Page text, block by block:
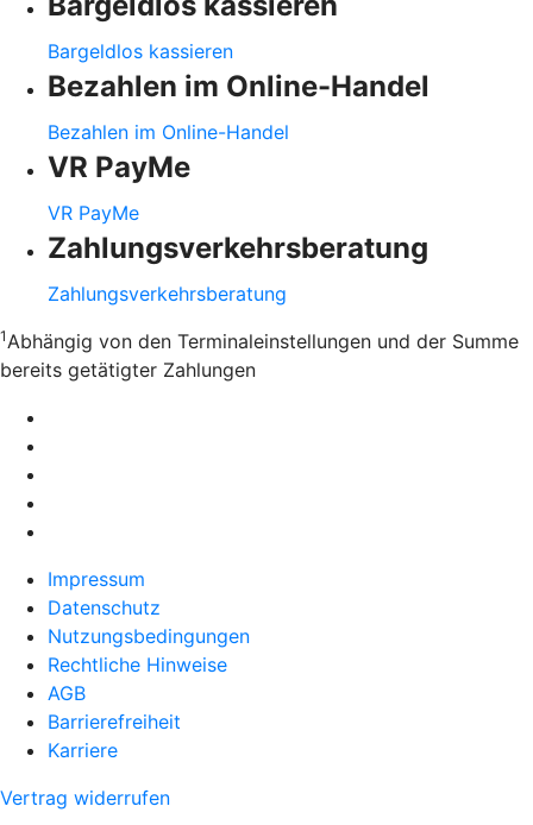
Bargeldlos kassieren
Bezahlen im Online-Handel
Bezahlen im Online-Handel
VR PayMe
VR PayMe
Zahlungsverkehrsberatung
Zahlungsverkehrsberatung
1Abhängig von den Terminaleinstellungen und der Summe
bereits getätigter Zahlungen
Impressum
Datenschutz
Nutzungsbedingungen
Rechtliche Hinweise
AGB
Barrierefreiheit
Karriere
Vertrag widerrufen